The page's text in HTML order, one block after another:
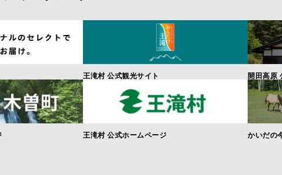
王滝村 公式観光サイト 開田高原
王滝村 公式ホームページ かいだの